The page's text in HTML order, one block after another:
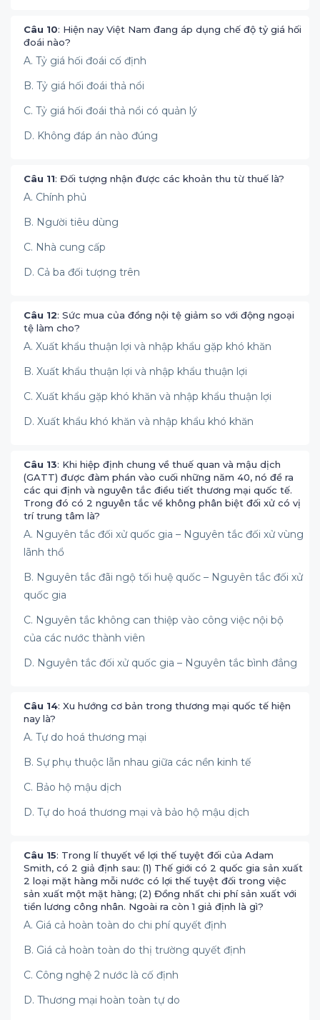
Câu 10: Hiện nay Việt Nam đang áp dụng chế độ tỷ giá hối
đoái nào?
A. Tỷ giá hối đoái cố định
B. Tỷ giá hối đoái thả nổi
C. Tỷ giá hối đoái thả nổi có quản lý
D. Không đáp án nào đúng
Câu 11: Đối tượng nhận được các khoản thu từ thuế là?
A. Chính phủ
B. Người tiêu dùng
C. Nhà cung cấp
D. Cả ba đối tượng trên
Câu 12: Sức mua của đồng nội tệ giảm so với động ngoại
tệ làm cho?
A. Xuất khẩu thuận lợi và nhập khẩu gặp khó khăn
B. Xuất khẩu thuận lợi và nhập khẩu thuận lợi
C. Xuất khẩu gặp khó khăn và nhập khẩu thuận lợi
D. Xuất khẩu khó khăn và nhập khẩu khó khăn
Câu 13: Khi hiệp định chung về thuế quan và mậu dịch
(GATT) được đàm phán vào cuối những năm 40, nó đề ra
các qui định và nguyên tắc điều tiết thương mại quốc tế.
Trong đó có 2 nguyên tắc về không phân biệt đối xử có vị
trí trung tâm là?
A. Nguyên tắc đối xử quốc gia – Nguyên tắc đối xử vùng
lãnh thổ
B. Nguyên tắc đãi ngộ tối huệ quốc – Nguyên tắc đối xử
quốc gia
C. Nguyên tắc không can thiệp vào công việc nội bộ
của các nước thành viên
D. Nguyên tắc đối xử quốc gia – Nguyên tắc bình đẳng
Câu 14: Xu hướng cơ bản trong thương mại quốc tế hiện
nay là?
A. Tự do hoá thương mại
B. Sự phụ thuộc lẫn nhau giữa các nền kinh tế
C. Bảo hộ mậu dịch
D. Tự do hoá thương mại và bảo hộ mậu dịch
Câu 15: Trong lí thuyết về lợi thế tuyệt đối của Adam
Smith, có 2 giả định sau: (1) Thế giới có 2 quốc gia sản xuất
2 loại mặt hàng mỗi nước có lợi thế tuyệt đối trong việc
sản xuất một mặt hàng; (2) Đồng nhất chi phí sản xuất với
tiền lương công nhân. Ngoài ra còn 1 giả định là gì?
A. Giá cả hoàn toàn do chi phí quyết định
B. Giá cả hoàn toàn do thị trường quyết định
C. Công nghệ 2 nước là cố định
D. Thương mại hoàn toàn tự do